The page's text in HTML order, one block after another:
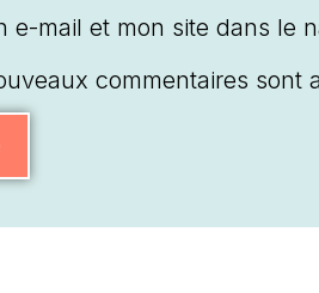
e-mail et mon site dans le
commentaires sont